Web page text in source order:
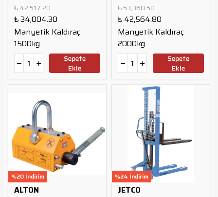
₺ 42,517.20
₺ 34,004.30
Manyetik Kaldıraç
1500kg
Sepete
Ekle
₺ 53,360.50
₺ 42,564.80
Manyetik Kaldıraç
2000kg
Sepete
Ekle
%20 İndirim
ALTON
%24 İndirim
JETCO